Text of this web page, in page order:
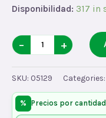
Disponibilidad: 317 in
ATUN
LOMITO
ACE
EL
TRECEx160
quantity
− +
SKU: 05129 Categories:
% Precios por cantidad